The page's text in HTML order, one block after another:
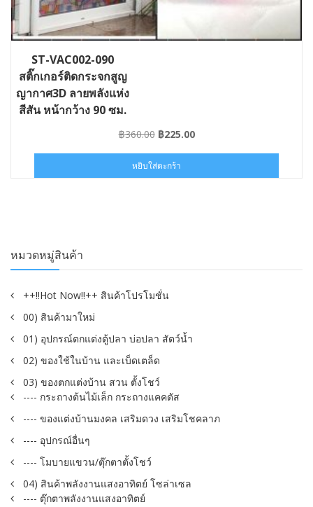
ST-VAC002-090
สติ๊กเกอร์ติดกระจกสูญ
ญากาศ3D ลายพลังแห่ง
สีสัน หน้ากว้าง 90 ซม.
฿360.00 Original
was:
฿360.00.
฿225.00Current
฿225.00.
หยิบใส่ตะกร้า
หมวดหมู่สินค้า
++!!Hot Now!!++ สินค้าโปรโมชั่น
00) สินค้ามาใหม่
01) อุปกรณ์ตกแต่งตู้ปลา บ่อปลา สัตว์น้ำ
02) ของใช้ในบ้าน และเบ็ดเตล็ด
03) ของตกแต่งบ้าน สวน ตั้งโชว์
---- กระถางต้นไม้เล็ก กระถางแคคตัส
---- ของแต่งบ้านมงคล เสริมดวง เสริมโชคลาภ
---- อุปกรณ์อื่นๆ
---- โมบายแขวน/ตุ๊กตาตั้งโชว์
04) สินค้าพลังงานแสงอาทิตย์ โซล่าเซล
---- ตุ๊กตาพลังงานแสงอาทิตย์